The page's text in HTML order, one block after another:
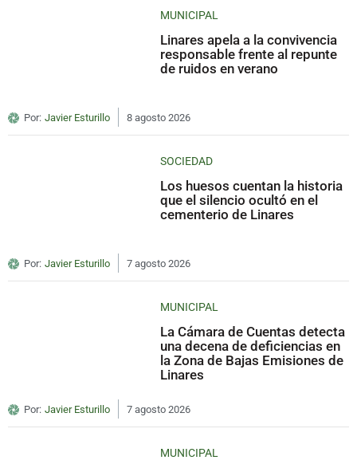
MUNICIPAL
Linares apela a la convivencia
responsable frente al repunte
de ruidos en verano
Por: Javier Esturillo 8 agosto 2026
SOCIEDAD
Los huesos cuentan la historia
que el silencio ocultó en el
cementerio de Linares
Por: Javier Esturillo 7 agosto 2026
MUNICIPAL
La Cámara de Cuentas detecta
una decena de deficiencias en
la Zona de Bajas Emisiones de
Linares
Por: Javier Esturillo 7 agosto 2026
MUNICIPAL